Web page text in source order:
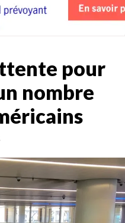
pour
nombre